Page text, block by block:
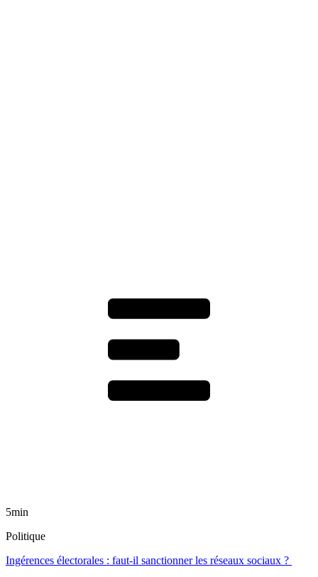
5min
Politique
Ingérences électorales : faut-il sanctionner les réseaux sociaux ?